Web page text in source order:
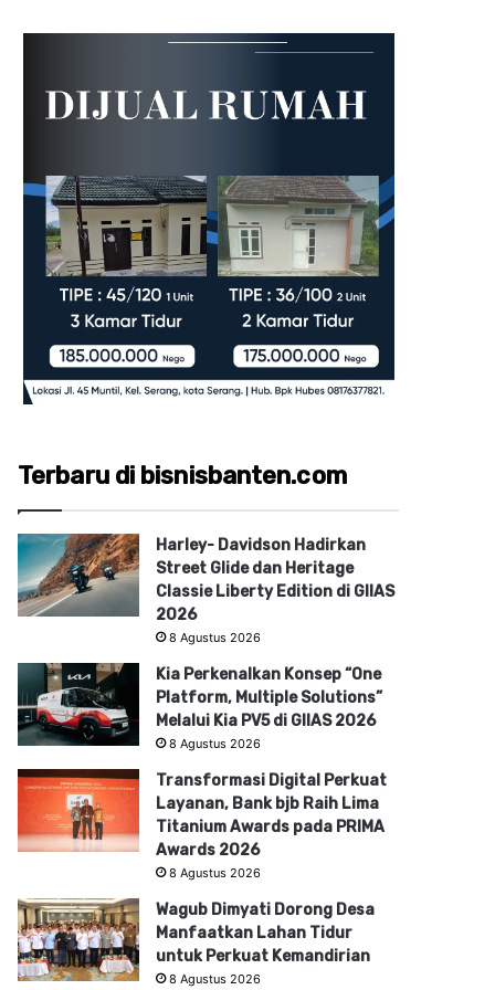
Terbaru di bisnisbanten.com
Harley- Davidson Hadirkan
Street Glide dan Heritage
Classie Liberty Edition di GIIAS
2026
8 Agustus 2026
Kia Perkenalkan Konsep “One
Platform, Multiple Solutions”
Melalui Kia PV5 di GIIAS 2026
8 Agustus 2026
Transformasi Digital Perkuat
Layanan, Bank bjb Raih Lima
Titanium Awards pada PRIMA
Awards 2026
8 Agustus 2026
Wagub Dimyati Dorong Desa
Manfaatkan Lahan Tidur
untuk Perkuat Kemandirian
8 Agustus 2026